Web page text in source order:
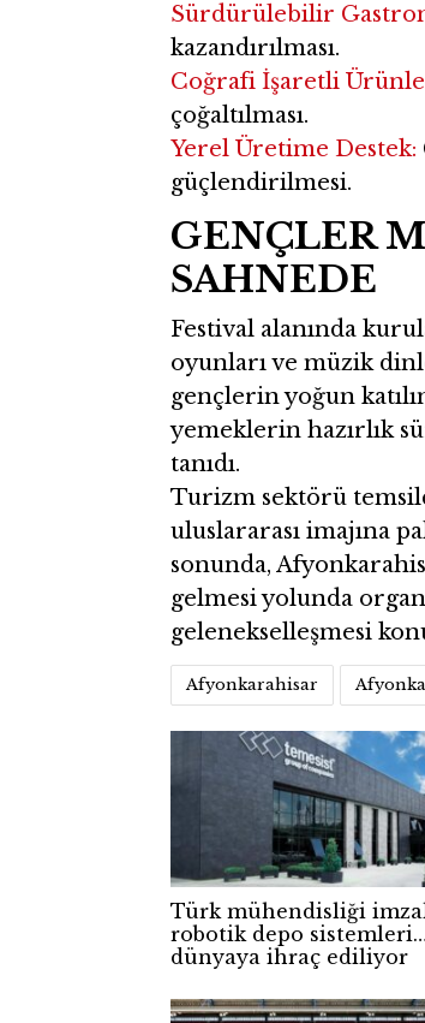
Sürdürülebilir
kazandırılması.
Coğrafi İşaretli
çoğaltılması.
Yerel Üretime Destek:
güçlendirilmesi.
GENÇLER
SAHNEDE
Festival alanında
oyunları ve müzik
gençlerin yoğun
yemeklerin hazırlık
tanıdı.
Turizm sektörü
uluslararası imajına
sonunda,
gelmesi yolunda
gelenekselleşmesi
Afyonkarahisar
Türk mühendisliği
robotik depo sistemleri
dünyaya ihraç ediliyor